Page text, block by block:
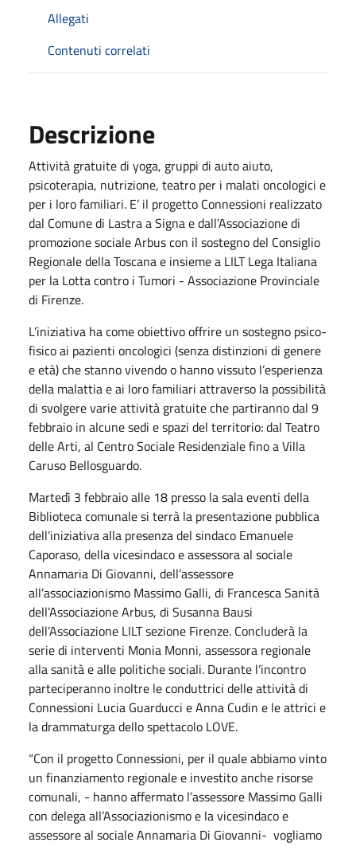
Allegati
Contenuti correlati
Descrizione
Attività gratuite di yoga, gruppi di auto aiuto,
psicoterapia, nutrizione, teatro per i malati oncologici e
per i loro familiari. E’ il progetto Connessioni realizzato
dal Comune di Lastra a Signa e dall’Associazione di
promozione sociale Arbus con il sostegno del Consiglio
Regionale della Toscana e insieme a LILT Lega Italiana
per la Lotta contro i Tumori - Associazione Provinciale
di Firenze.
L’iniziativa ha come obiettivo offrire un sostegno psico-
fisico ai pazienti oncologici (senza distinzioni di genere
e età) che stanno vivendo o hanno vissuto l’esperienza
della malattia e ai loro familiari attraverso la possibilità
di svolgere varie attività gratuite che partiranno dal 9
febbraio in alcune sedi e spazi del territorio: dal Teatro
delle Arti, al Centro Sociale Residenziale fino a Villa
Caruso Bellosguardo.
Martedì 3 febbraio alle 18 presso la sala eventi della
Biblioteca comunale si terrà la presentazione pubblica
dell’iniziativa alla presenza del sindaco Emanuele
Caporaso, della vicesindaco e assessora al sociale
Annamaria Di Giovanni, dell’assessore
all’associazionismo Massimo Galli, di Francesca Sanità
dell’Associazione Arbus, di Susanna Bausi
dell’Associazione LILT sezione Firenze. Concluderà la
serie di interventi Monia Monni, assessora regionale
alla sanità e alle politiche sociali. Durante l’incontro
parteciperanno inoltre le conduttrici delle attività di
Connessioni Lucia Guarducci e Anna Cudin e le attrici e
la drammaturga dello spettacolo LOVE.
“Con il progetto Connessioni, per il quale abbiamo vinto
un finanziamento regionale e investito anche risorse
comunali, - hanno affermato l’assessore Massimo Galli
con delega all’Associazionismo e la vicesindaco e
assessore al sociale Annamaria Di Giovanni- vogliamo